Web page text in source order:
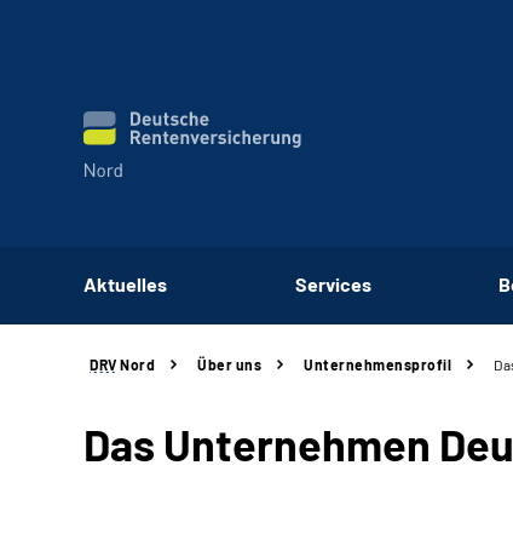
Aktuelles Services
DRV Nord Über uns Unternehmensprofil
Das Unternehmen